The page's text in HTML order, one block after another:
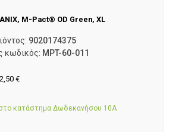
M-Pact® OD Green, XL
9020174375
κωδικός: MPT-60-011
€
στο κατάστημα Δωδεκανήσου 10Α